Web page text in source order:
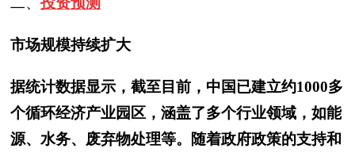
市场规模持续扩大
据统计数据显示，截至目前，中国已建立约1000多
个循环经济产业园区，涵盖了多个行业领域，如能
源、水务、废弃物处理等。随着政府政策的支持和